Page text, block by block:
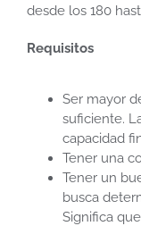
desde los 180
Requisitos
Ser mayor
suficiente.
capacidad
Tener una
Tener un
busca
Significa